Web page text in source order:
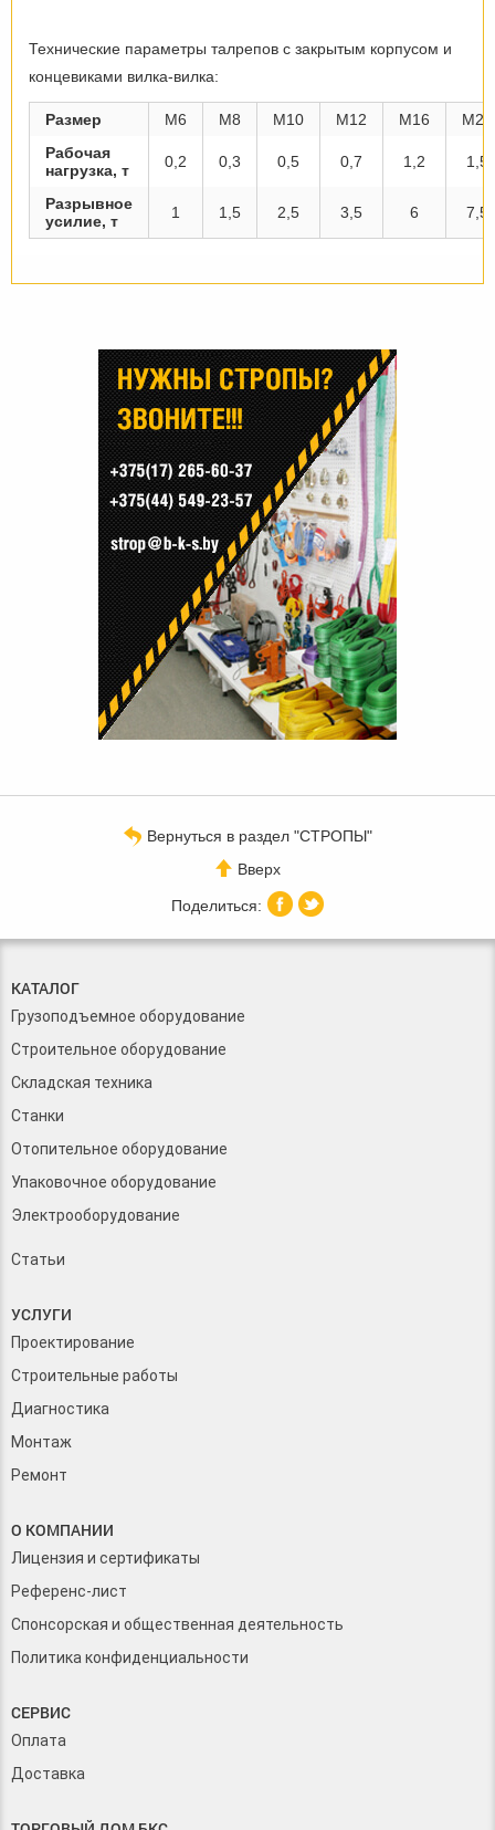
Технические параметры талрепов с закрытым корпусом и
концевиками вилка-вилка:
Размер M6 M8 M10 M12 M16
M20
Рабочая
нагрузка, т
0,2 0,3 0,5 0,7 1,2 1,5
Разрывное
усилие, т
1 1,5 2,5 3,5 6 7,5
Вернуться в раздел "СТРОПЫ"
Вверх
КАТАЛОГ
Грузоподъемное оборудование
Строительное оборудование
Складская техника
Станки
Отопительное оборудование
Упаковочное оборудование
Электрооборудование
Статьи
УСЛУГИ
Проектирование
Строительные работы
Диагностика
Монтаж
Ремонт
О КОМПАНИИ
Лицензия и сертификаты
Референс-лист
Спонсорская и общественная деятельность
Политика конфиденциальности
СЕРВИС
Оплата
Доставка